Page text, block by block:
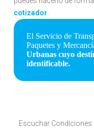
cotizador.
El Servicio de
Paquetes y
Urbanas cuyo
identificable.
Escuchar Condiciones